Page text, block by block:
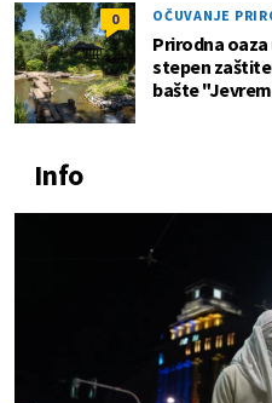
0 OČUVANJE
Prirodna
stepen
bašte
Info